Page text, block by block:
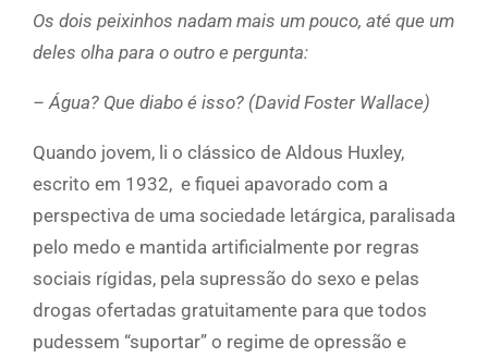
Os dois peixinhos nadam mais um pouco, até que um
deles olha para o outro e pergunta:
– Água? Que diabo é isso? (David Foster Wallace)
Quando jovem, li o clássico de Aldous Huxley,
escrito em 1932, e fiquei apavorado com a
perspectiva de uma sociedade letárgica, paralisada
pelo medo e mantida artificialmente por regras
sociais rígidas, pela supressão do sexo e pelas
drogas ofertadas gratuitamente para que todos
pudessem “suportar” o regime de opressão e